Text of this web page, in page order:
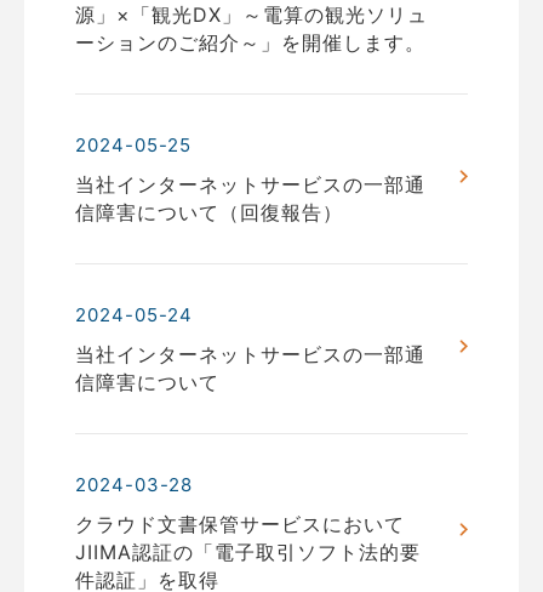
源」×「観光DX」～電算の観光ソリュ
ーションのご紹介～」を開催します。
2024-05-25
当社インターネットサービスの一部通
信障害について（回復報告）
2024-05-24
当社インターネットサービスの一部通
信障害について
2024-03-28
クラウド文書保管サービスにおいて
JIIMA認証の「電子取引ソフト法的要
件認証」を取得